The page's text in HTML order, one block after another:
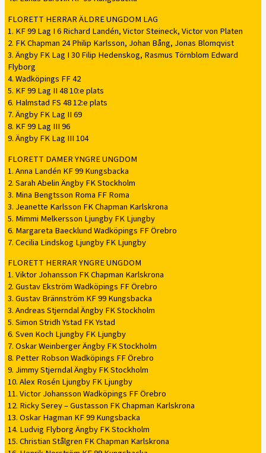
FLORETT HERRAR ÄLDRE UNGDOM LAG
1. KF 99 Lag I 6 Richard Landén, Victor Steineck, Victor von Platen
2. FK Chapman 24 Philip Karlsson, Johan Bång, Jonas Blomqvist
3. Ängby FK Lag I 30 Filip Hedenskog, Rasmus Törnblom Edward
Flyborg
4. Wadköpings FF 42
5. KF 99 Lag II 48 10:e plats
6. Halmstad FS 48 12:e plats
7. Ängby FK Lag II 69
8. KF 99 Lag III 96
9. Ängby FK Lag III 104
FLORETT DAMER YNGRE UNGDOM
1. Anna Landén KF 99 Kungsbacka
2. Sarah Abelin Ängby FK Stockholm
3. Mina Bengtsson Roma FF Roma
3. Jeanette Karlsson FK Chapman Karlskrona
5. Mimmi Melkersson Ljungby FK Ljungby
6. Margareta Baecklund Wadköpings FF Örebro
7. Cecilia Lindskog Ljungby FK Ljungby
FLORETT HERRAR YNGRE UNGDOM
1. Viktor Johansson FK Chapman Karlskrona
2. Gustav Ekström Wadköpings FF Örebro
3. Gustav Brännström KF 99 Kungsbacka
3. Andreas Stjerndal Ängby FK Stockholm
5. Simon Stridh Ystad FK Ystad
6. Sven Koch Ljungby FK Ljungby
7. Oskar Weinberger Ängby FK Stockholm
8. Petter Robson Wadköpings FF Örebro
9. Jimmy Stjerndal Ängby FK Stockholm
10. Alex Rosén Ljungby FK Ljungby
11. Victor Johansson Wadköpings FF Örebro
12. Ricky Serey – Gustasson FK Chapman Karlskrona
13. Oskar Hagman KF 99 Kungsbacka
14. Ludvig Flyborg Ängby FK Stockholm
15. Christian Stålgren FK Chapman Karlskrona